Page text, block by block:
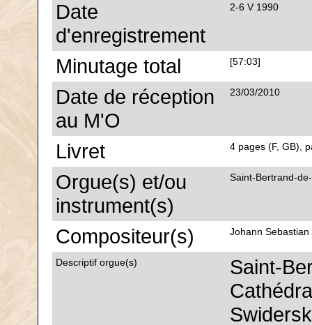
Date
d'enregistrement
2-6 V 1990
Minutage total [57:03]
Date de réception
au M'O
23/03/2010
Livret 4 pages (F, GB),
Orgue(s) et/ou
instrument(s)
Saint-Bertrand-
Compositeur(s) Johann Sebastian
Descriptif orgue(s)
Saint-